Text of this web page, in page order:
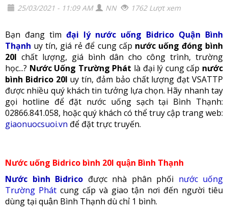
25/03/2021 - 11:09 AM NN 1762 Lượt xem
Bạn đang tìm đại lý nước uống Bidrico Quận Bình
Thạnh uy tín, giá rẻ để cung cấp nước uống đóng bình
20l chất lượng, giá bình dân cho công trình, trường
học...? Nước Uống Trường Phát là đại lý cung cấp nước
bình Bidrico 20l uy tín, đảm bảo chất lượng đạt VSATTP
được nhiều quý khách tin tưởng lựa chọn. Hãy nhanh tay
gọi hotline để đặt nước uống sạch tại Bình Thạnh:
02866.841.058, hoặc quý khách có thể truy cập trang web:
giaonuocsuoi.vn để đặt trực truyến.
Nước uống Bidrico bình 20l quận Bình Thạnh
Nước bình Bidrico được nhà phân phối nước uống
Trường Phát cung cấp và giao tận nơi đến người tiêu
dùng tại quận Bình Thạnh dù chỉ 1 bình.